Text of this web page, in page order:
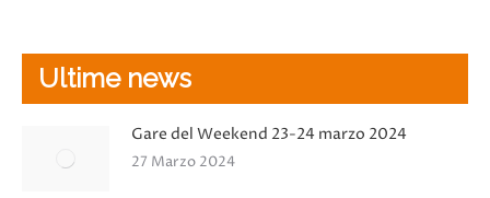
Ultime news
Gare del Weekend 23-24 marzo 2024
27 Marzo 2024